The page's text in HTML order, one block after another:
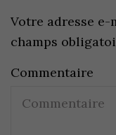
Votre adresse e-
champs
Commentaire